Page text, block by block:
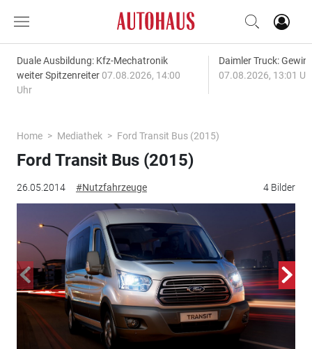
Duale Ausbildung: Kfz-Mechatronik
weiter Spitzenreiter 07.08.2026, 14:00
Uhr
Daimler Truck:
07.08.2026, 13:01
Home Mediathek Ford Transit Bus (2015)
26.05.2014 #Nutzfahrzeuge 4 Bilder
Ford Transit Bus (2015)